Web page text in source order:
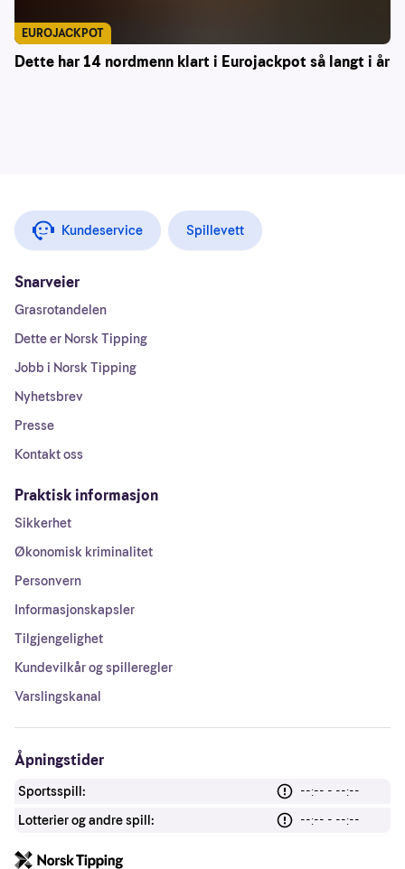
Dette har 14 nordmenn klart i Eurojackpot så langt i år
EUROJACKPOT
Kundeservice Spillevett
Snarveier
Grasrotandelen
Dette er Norsk Tipping
Jobb i Norsk Tipping
Nyhetsbrev
Presse
Kontakt oss
Praktisk informasjon
Sikkerhet
Økonomisk kriminalitet
Personvern
Informasjonskapsler
Tilgjengelighet
Kundevilkår og spilleregler
Varslingskanal
Åpningstider
Sportsspill:
--:-- - --:--
Lotterier og andre spill:
--:-- - --:--